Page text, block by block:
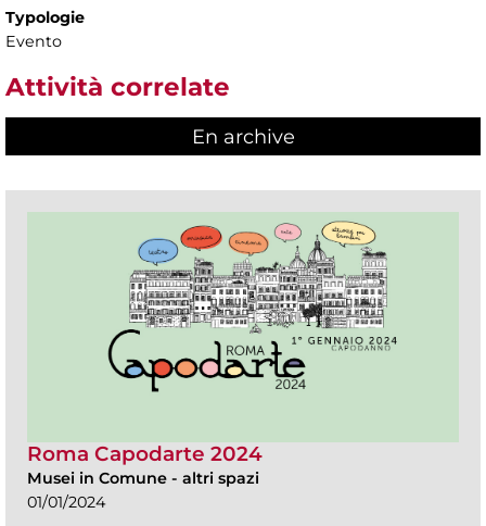
Typologie
Evento
Attività correlate
En archive
Roma Capodarte 2024
Musei in Comune - altri spazi
01/01/2024